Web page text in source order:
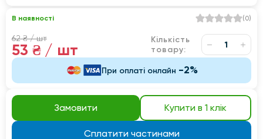
В наявності (0)
62 ₴/ шт
53 ₴/ шт
Кількість
товару:
При оплаті онлайн -2%
Замовити Купити в 1 клік
Сплатити частинами